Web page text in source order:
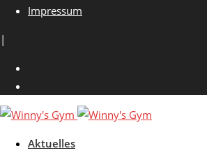
Impressum
|
Aktuelles